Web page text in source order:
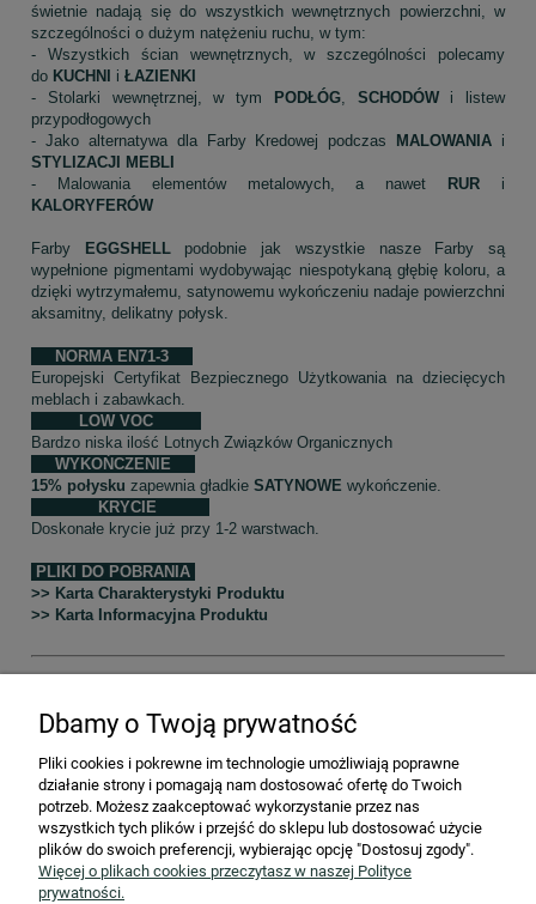
świetnie nadają się do wszystkich wewnętrznych powierzchni, w
szczególności o dużym natężeniu ruchu, w tym:
- Wszystkich ścian wewnętrznych, w szczególności polecamy
do KUCHNI i ŁAZIENKI
- Stolarki wewnętrznej, w tym PODŁÓG, SCHODÓWi listew
przypodłogowych
- Jako alternatywa dla Farby Kredowej podczas MALOWANIA i
STYLIZACJI MEBLI
- Malowania elementów metalowych, a nawet RUR i
KALORYFERÓW
Farby EGGSHELLpodobnie jak wszystkie nasze Farby są
wypełnione pigmentami wydobywając niespotykaną głębię koloru, a
dzięki wytrzymałemu, satynowemu wykończeniu nadaje powierzchni
aksamitny, delikatny połysk.
NORMA EN71-3
Europejski Certyfikat Bezpiecznego Użytkowania na dziecięcych
meblach i zabawkach.
LOW VOC
Bardzo niska ilość Lotnych Związków Organicznych
WYKOŃCZENIE
15% połysku zapewnia gładkie SATYNOWE wykończenie.
KRYCIE
Doskonałe krycie już przy 1-2 warstwach.
PLIKI DO POBRANIA
>> Karta Charakterystyki Produktu
>> Karta Informacyjna Produktu
Producent odpowiedzialny -Vintro Paint Limited 707c Street 3
Thorp Arch Estate Wetherby West Yorkshire LS23 7FF United
Kingdom,sales@vintro.co.uk
Osoba odpowiedzialna w UE - SToGlarnia Anna Franik, ul. Wajdy
1, 42-600 Tarnowskie Góry,kontakt@vintro.pl
Importer -SToGlarnia Anna Franik ul. Wajdy 1, 42-600 Tarnowskie
Góry,kontakt@vintro.pl
Dbamy o Twoją prywatność
Pliki cookies i pokrewne im technologie umożliwiają poprawne
działanie strony i pomagają nam dostosować ofertę do Twoich
potrzeb. Możesz zaakceptować wykorzystanie przez nas
wszystkich tych plików i przejść do sklepu lub dostosować użycie
plików do swoich preferencji, wybierając opcję "Dostosuj zgody".
Więcej o plikach cookies przeczytasz w naszej Polityce
prywatności.